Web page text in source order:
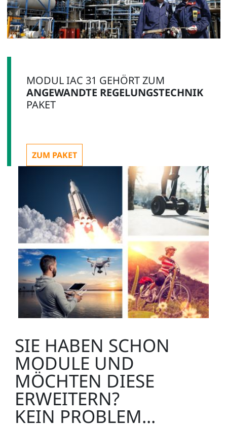
MODUL IAC 31 GEHÖRT ZUM
ANGEWANDTE REGELUNGSTECHNIK
PAKET
ZUM PAKET
SIE HABEN SCHON
MODULE UND
MÖCHTEN DIESE
ERWEITERN?
KEIN PROBLEM...